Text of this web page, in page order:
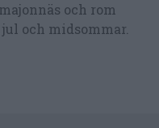
och rom
och midsommar.